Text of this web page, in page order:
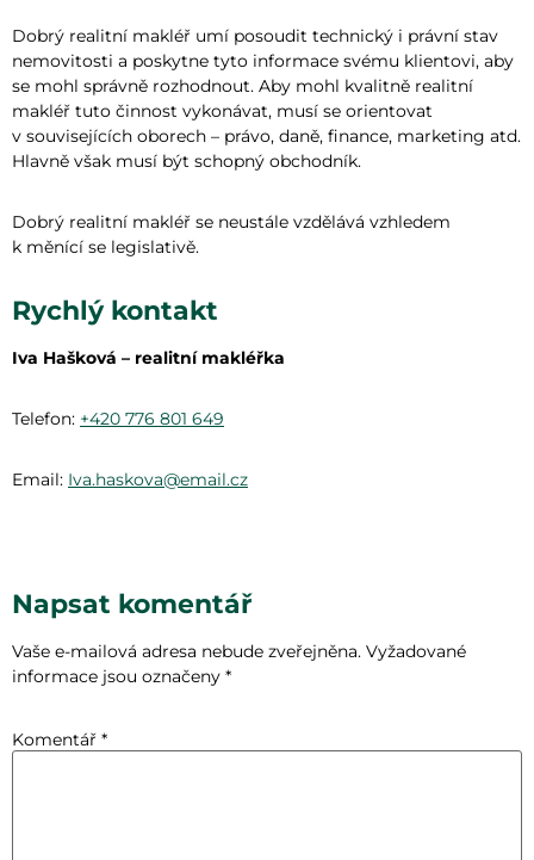
Dobrý realitní makléř umí posoudit technický i právní stav
nemovitosti a poskytne tyto informace svému klientovi, aby
se mohl správně rozhodnout. Aby mohl kvalitně realitní
makléř tuto činnost vykonávat, musí se orientovat
v souvisejících oborech – právo, daně, finance, marketing atd.
Hlavně však musí být schopný obchodník.
Dobrý realitní makléř se neustále vzdělává vzhledem
k měnící se legislativě.
Rychlý kontakt
Iva Hašková – realitní makléřka
Telefon: +420 776 801 649
Email: Iva.haskova@email.cz
Napsat komentář
Vaše e-mailová adresa nebude zveřejněna. Vyžadované
informace jsou označeny *
Komentář *